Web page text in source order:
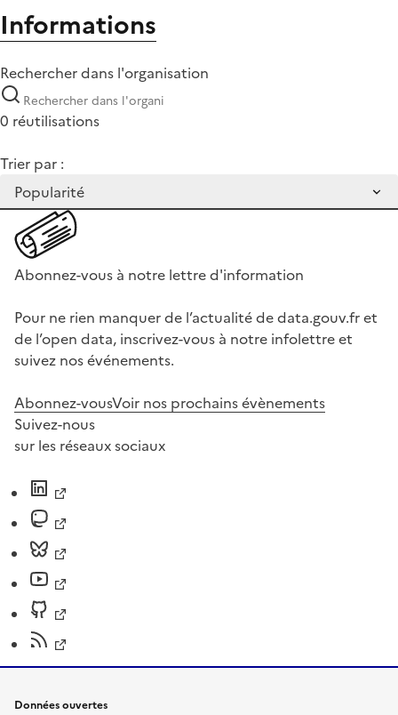
Informations
Rechercher dans l'organisation
0 réutilisations
Trier par :
Abonnez-vous à notre lettre d'information
Pour ne rien manquer de l’actualité de data.gouv.fr et
de l’open data, inscrivez-vous à notre infolettre et
suivez nos événements.
Abonnez-vousVoir nos prochains évènements
Suivez-nous
sur les réseaux sociaux
Données ouvertes